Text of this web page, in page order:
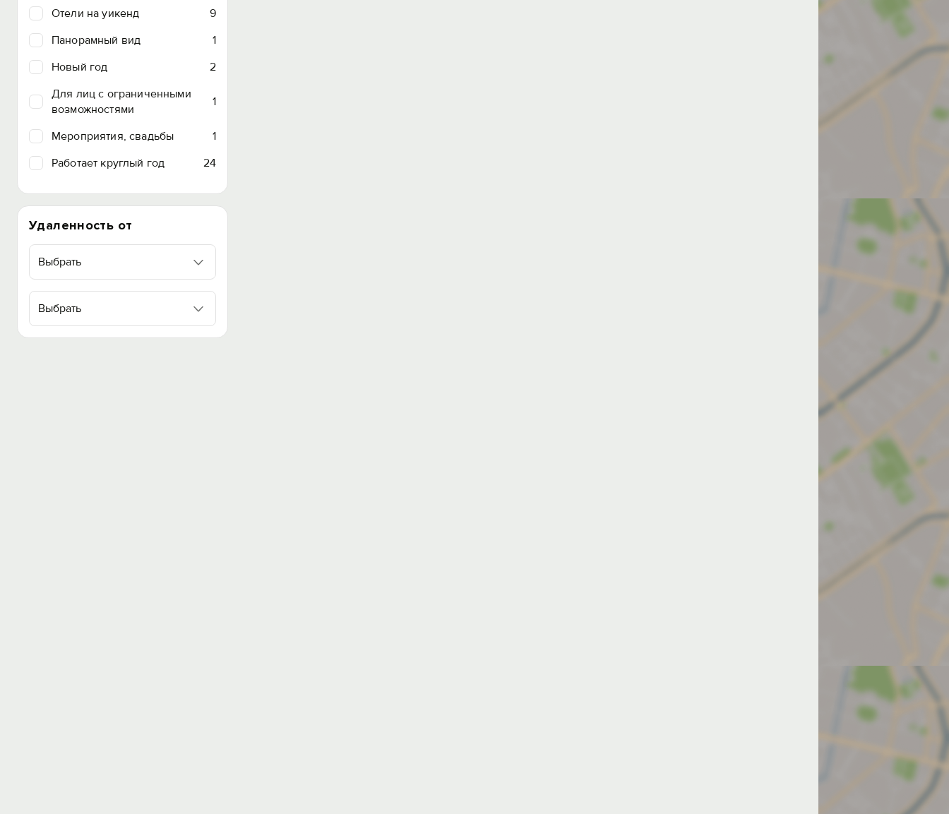
Отели на уикенд
9
Панорамный вид
1
Новый год
2
Для лиц с ограниченными
возможностями
1
Мероприятия, свадьбы
1
Работает круглый год
24
Удаленность от
Выбрать
Выбрать